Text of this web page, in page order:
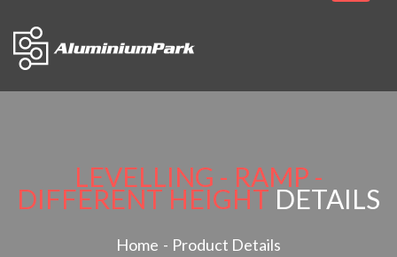
LEVELLING - RAMP -
DIFFERENT HEIGHT DETAILS
Home Product Details